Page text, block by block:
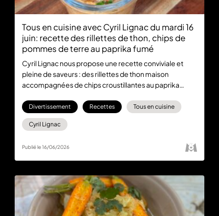
Tous en cuisine avec Cyril Lignac du mardi 16
juin: recette des rillettes de thon, chips de
pommes de terre au paprika fumé
Cyril Lignac nous propose une recette conviviale et
pleine de saveurs : des rillettes de thon maison
accompagnées de chips croustillantes au paprika
Divertissement Recettes Tous en cuisine
Cyril Lignac
Publié le 16/06/2026